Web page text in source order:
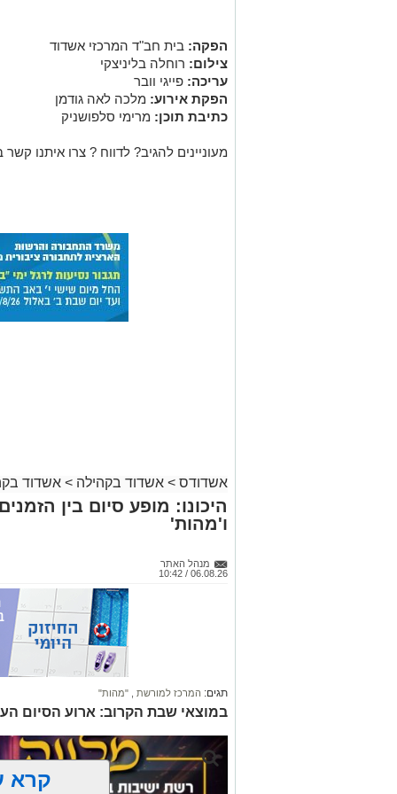
הפקה: בית חב"ד המרכזי אשדוד
צילום: רוחלה בליניצקי
עריכה: פייגי וובר
הפקת אירוע: מלכה לאה גודמן
כתיבת תוכן: מרימי סלפושניק
מעוניינים להגיב? לדווח ? צרו איתנו קשר
אשדודס > אשדוד בקהילה > אשדוד
היכונו: מופע סיום בין
ו'מהות'
מנהל האתר
06.08.26 / 10:42
תגים: המרכז למורשת "מהות"
במוצאי שבת הקרוב: ארוע הסיום
קרא